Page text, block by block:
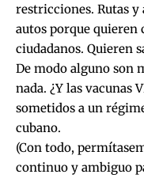
restricciones. Rutas y
autos porque
ciudadanos. Quieren
De modo alguno son
nada. ¿Y las vacunas
sometidos a un
cubano.
(Con todo,
continuo y ambiguo